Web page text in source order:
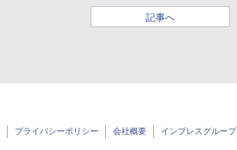
記事へ
プライバシーポリシー 会社概要 インプレスグループ